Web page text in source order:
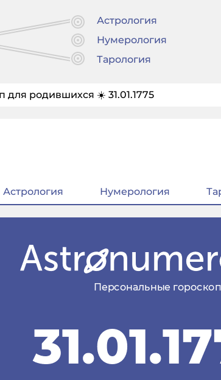
Астрология
Нумерология
Тарология
для родившихся ☀️ 31.01.1775
Астрология Нумерология